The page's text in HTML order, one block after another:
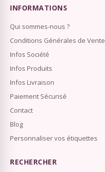
INFORMATIONS
Qui sommes-nous ?
Conditions Générales de Vente
Infos Société
Infos Produits
Infos Livraison
Paiement Sécurisé
Contact
Blog
Personnaliser vos étiquettes
RECHERCHER